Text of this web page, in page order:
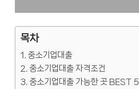
목차
중소기업대출
중소기업대출 자격조건
중소기업대출 가능한 곳 BEST 5